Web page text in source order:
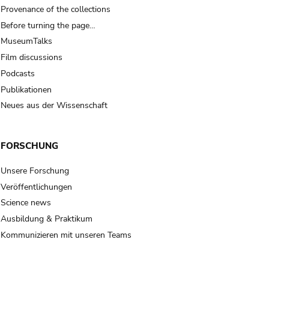
Provenance of the collections
Before turning the page…
MuseumTalks
Film discussions
Podcasts
Publikationen
Neues aus der Wissenschaft
FORSCHUNG
Unsere Forschung
Veröffentlichungen
Science news
Ausbildung & Praktikum
Kommunizieren mit unseren Teams